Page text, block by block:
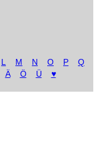
L M N O P
Q
Ä Ö Ü ♥